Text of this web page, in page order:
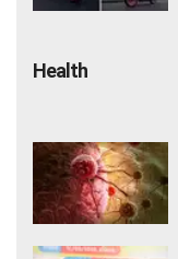
Health